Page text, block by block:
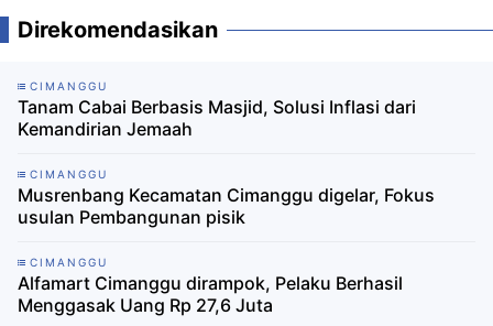
Direkomendasikan
CIMANGGU
Tanam Cabai Berbasis Masjid, Solusi Inflasi dari
Kemandirian Jemaah
CIMANGGU
Musrenbang Kecamatan Cimanggu digelar, Fokus
usulan Pembangunan pisik
CIMANGGU
Alfamart Cimanggu dirampok, Pelaku Berhasil
Menggasak Uang Rp 27,6 Juta